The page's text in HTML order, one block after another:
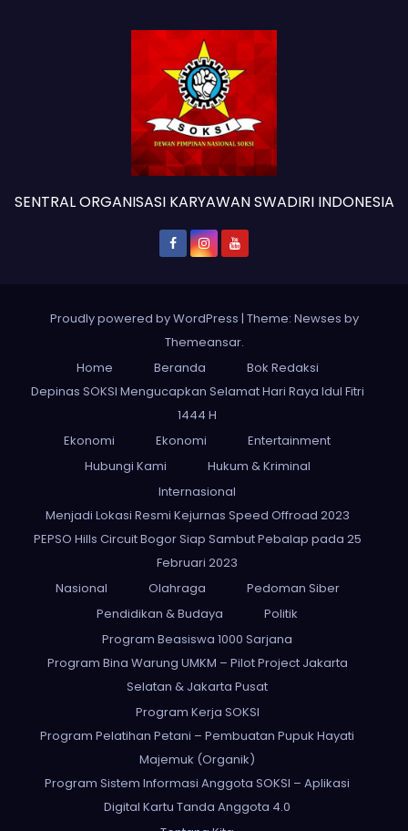
SENTRAL ORGANISASI KARYAWAN SWADIRI INDONESIA
Proudly powered by WordPress | Theme: Newses by
Themeansar.
Home
Beranda
Bok Redaksi
Depinas SOKSI Mengucapkan Selamat Hari Raya Idul Fitri
1444 H
Ekonomi
Ekonomi
Entertainment
Hubungi Kami
Hukum & Kriminal
Internasional
Menjadi Lokasi Resmi Kejurnas Speed Offroad 2023
PEPSO Hills Circuit Bogor Siap Sambut Pebalap pada 25
Februari 2023
Nasional
Olahraga
Pedoman Siber
Pendidikan & Budaya
Politik
Program Beasiswa 1000 Sarjana
Program Bina Warung UMKM – Pilot Project Jakarta
Selatan & Jakarta Pusat
Program Kerja SOKSI
Program Pelatihan Petani – Pembuatan Pupuk Hayati
Majemuk (Organik)
Program Sistem Informasi Anggota SOKSI – Aplikasi
Digital Kartu Tanda Anggota 4.0